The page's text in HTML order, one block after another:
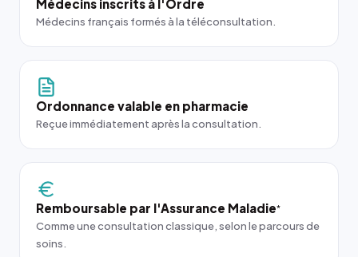
Médecins inscrits à l'Ordre
Médecins français formés à la téléconsultation.
Ordonnance valable en pharmacie
Reçue immédiatement après la consultation.
Remboursable par l'Assurance Maladie*
Comme une consultation classique, selon le parcours de
soins.